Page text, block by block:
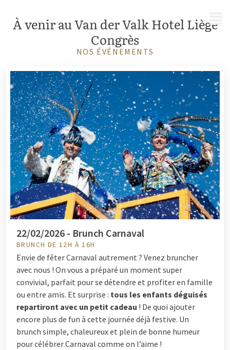
Àvenir au Van der Valk Hotel Liège
Congrès
NOS ÉVÉNEMENTS
22/02/2026 - Brunch Carnaval
BRUNCH DE 12H À 16H
Envie de fêter Carnaval autrement ? Venez bruncher
avec nous ! On vous a préparé un moment super
convivial, parfait pour se détendre et profiter en famille
ou entre amis. Et surprise : tous les enfants déguisés
repartiront avec un petit cadeau ! De quoi ajouter
encore plus de fun à cette journée déjà festive. Un
brunch simple, chaleureux et plein de bonne humeur
pour célébrer Carnaval comme on l’aime !